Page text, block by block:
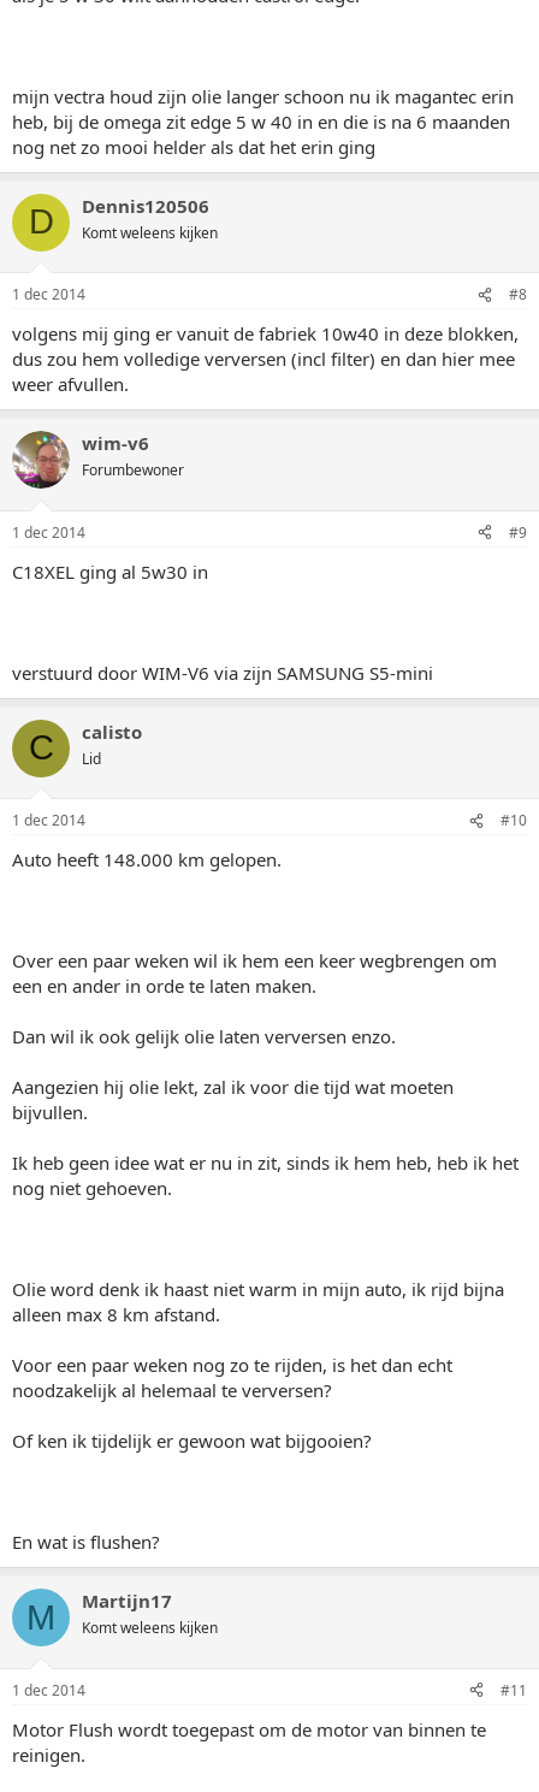
mijn vectra houd zijn olie langer schoon nu ik magantec erin
heb, bij de omega zit edge 5 w 40 in en die is na 6 maanden
nog net zo mooi helder als dat het erin ging
D Dennis120506
Komt weleens kijken
1 dec 2014 #8
volgens mij ging er vanuit de fabriek 10w40 in deze blokken,
dus zou hem volledige verversen (incl filter) en dan hier mee
weer afvullen.
wim-v6
Forumbewoner
1 dec 2014 #9
C18XEL ging al 5w30 in
verstuurd door WIM-V6 via zijn SAMSUNG S5-mini
C calisto
Lid
1 dec 2014 #10
Auto heeft 148.000 km gelopen.
Over een paar weken wil ik hem een keer wegbrengen om
een en ander in orde te laten maken.
Dan wil ik ook gelijk olie laten verversen enzo.
Aangezien hij olie lekt, zal ik voor die tijd wat moeten
bijvullen.
Ik heb geen idee wat er nu in zit, sinds ik hem heb, heb ik het
nog niet gehoeven.
Olie word denk ik haast niet warm in mijn auto, ik rijd bijna
alleen max 8 km afstand.
Voor een paar weken nog zo te rijden, is het dan echt
noodzakelijk al helemaal te verversen?
Of ken ik tijdelijk er gewoon wat bijgooien?
En wat is flushen?
M Martijn17
Komt weleens kijken
1 dec 2014 #11
Motor Flush wordt toegepast om de motor van binnen te
reinigen.